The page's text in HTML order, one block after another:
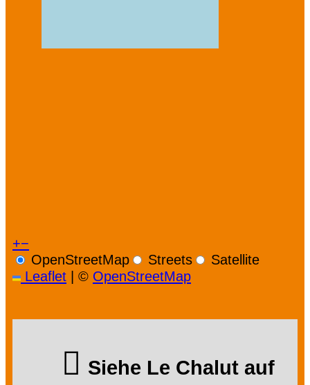
+−
OpenStreetMap
Streets
Satellite
Leaflet | © OpenStreetMap
Siehe Le Chalut auf